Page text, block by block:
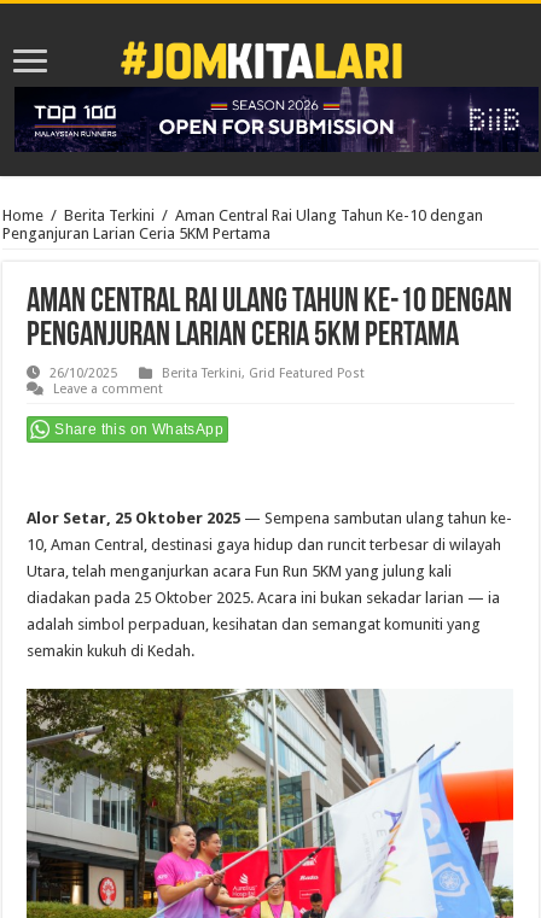
Home / Berita Terkini / Aman Central Rai Ulang Tahun Ke-10 dengan
Penganjuran Larian Ceria 5KM Pertama
Aman Central Rai Ulang Tahun Ke-10 dengan
Penganjuran Larian Ceria 5KM Pertama
26/10/2025 Berita Terkini, Grid Featured Post
Leave a comment
Share this on WhatsApp
Alor Setar, 25 Oktober 2025 — Sempena sambutan ulang tahun ke-
10, Aman Central, destinasi gaya hidup dan runcit terbesar di wilayah
Utara, telah menganjurkan acara Fun Run 5KM yang julung kali
diadakan pada 25 Oktober 2025. Acara ini bukan sekadar larian — ia
adalah simbol perpaduan, kesihatan dan semangat komuniti yang
semakin kukuh di Kedah.